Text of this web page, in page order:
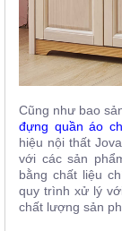
Cũng như bao
đựng quần áo
hiệu nội thất
với các sản
bằng chất liệu
quy trình xử lý
chất lượng sản